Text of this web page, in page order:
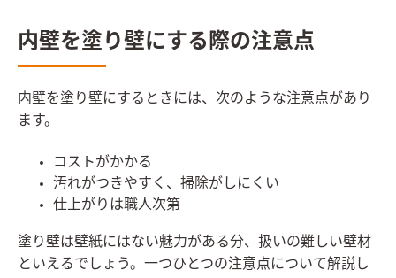
内壁を塗り壁にする際の注意点
内壁を塗り壁にするときには、次のような注意点があり
ます。
コストがかかる
汚れがつきやすく、掃除がしにくい
仕上がりは職人次第
塗り壁は壁紙にはない魅力がある分、扱いの難しい壁材
といえるでしょう。一つひとつの注意点について解説し